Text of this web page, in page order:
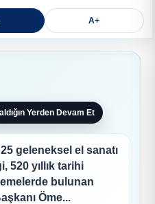
A+
Yerden Devam Et
geleneksel el sanatı
520 yıllık tarihi
bulunan
Öme...